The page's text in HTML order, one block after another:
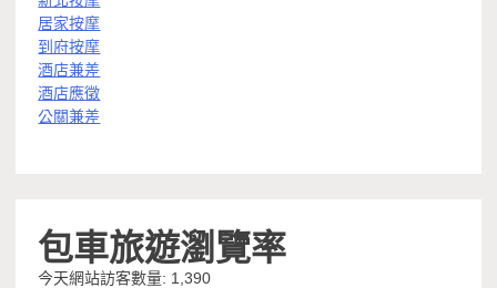
居家按摩
到府按摩
酒店兼差
酒店應徵
公關兼差
包車旅遊瀏覽率
今天網站訪客數量: 1,390